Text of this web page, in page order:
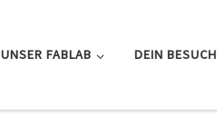
UNSER FABLAB DEIN BESUCH